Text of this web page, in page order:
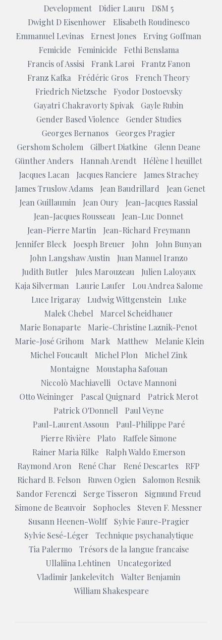
Development
Didier Lauru
DSM 5
Dwight D Eisenhower
Elisabeth Roudinesco
Emmanuel Levinas
Ernest Jones
Erving Goffman
Femicide
Feminicide
Fethi Benslama
Francis of Assisi
Frank Larøi
Frantz Fanon
Franz Kafka
Frédéric Gros
French Theory
Friedrich Nietzsche
Fyodor Dostoevsky
Gayatri Chakravorty Spivak
Gayle Rubin
Gender Based Violence
Gender Studies
Georges Bernanos
Georges Pragier
Gershom Scholem
Gilbert Diatkine
Glenn Deane
Günther Anders
Hannah Arendt
Hélène l heuillet
Jacques Lacan
Jacques Ranciere
James Strachey
James Truslow Adams
Jean Baudrillard
Jean Genet
Jean Guillaumin
Jean Oury
Jean-Jacques Rassial
Jean-Jacques Rousseau
Jean-Luc Donnet
Jean-Pierre Martin
Jean-Richard Freymann
Jennifer Bleck
Joesph Breuer John
John Bunyan
John Langshaw Austin
Juan Manuel Iranzo
Judith Butler
Jules Marouzeau
Julien Laloyaux
Kaja Silverman
Laurie Laufer
Lou Andrea Salome
Luce Irigaray
Ludwig Wittgenstein
Luke
Malek Chebel
Marcel Scheidhauer
Marie Bonaparte
Marie-Christine Laznik-Penot
Marie-José Grihom
Mark Matthew
Melanie Klein
Michel Foucault
Michel Plon
Michel Zink
Montaigne
Moustapha Safouan
Niccolò Machiavelli
Octave Mannoni
Otto Weininger
Pascal Quignard
Patrick Merot
Patrick O'Donnell
Paul Veyne
Paul-Laurent Assoun
Paul-Philippe Paré
Pierre Rivière
Plato
Raffele Simone
Rainer Maria Rilke
Ralph Waldo Emerson
Raymond Aron
René Char René Descartes
RFP
Richard B. Felson
Ruwen Ogien
Salomon Resnik
Sandor Ferenczi
Serge Tisseron
Sigmund Freud
Simone de Beauvoir
Sophocles
Steven F. Messner
Susann Heenen-Wolff
Sylvie Faure-Pragier
Sylvie Sesé-Léger
Technique psychanalytique
Tia Palermo
Trésors de la langue francaise
Ullaliina Lehtinen
Uncategorized
Vladimir Jankelevitch
Walter Benjamin
William Shakespeare